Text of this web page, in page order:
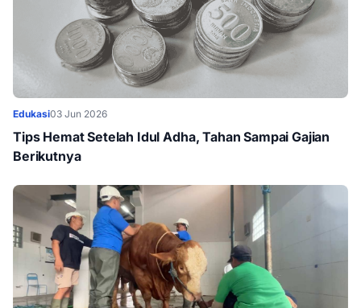
Edukasi03 Jun 2026
Tips Hemat Setelah Idul Adha, Tahan Sampai Gajian
Berikutnya